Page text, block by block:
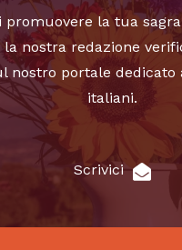
promuovere la tua
nostra redazione
nostro portale dedicato
italiani.
Scrivici